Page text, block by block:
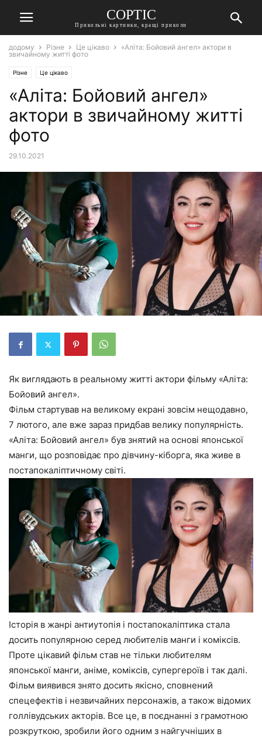
СОРТІС
Прикольні картинки, кращі приколи
додому Різне Це цікаво
«Аліта: Бойовий ангел» актори в
звичайному житті фото
Різне Це цікаво
«Аліта: Бойовий ангел»
актори в звичайному житті
фото
29.10.2021
Як виглядають в реальному житті актори фільму «Аліта:
Бойовий ангел».
Фільм стартував на великому екрані зовсім нещодавно,
7 лютого, але вже зараз придбав велику популярність.
«Аліта: Бойовий ангел» був знятий на основі японської
манги, що розповідає про дівчину-кіборга, яка живе в
постапокаліптичному світі.
Історія в жанрі антиутопія і постапокаліптика стала
досить популярною серед любителів манги і коміксів.
Проте цікавий фільм став не тільки любителям
японської манги, аніме, коміксів, супергероїв і так далі.
Фільм виявився знято досить якісно, сповнений
спецефектів і незвичайних персонажів, а також відомих
голлівудських акторів. Все це, в поєднанні з грамотною
розкруткою, зробили його одним з найгучніших в